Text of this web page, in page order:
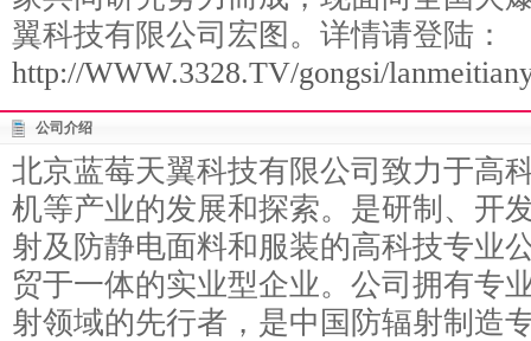
翼科技有限公司宏图。详情请登陆：
http://WWW.3328.TV/gongsi/
公司介绍
北京蓝莓天翼科技有限公司致力于高
机等产业的发展和探索。是研制、开
射及防静电面料和服装的高科技专业
贸于一体的实业型企业。公司拥有专
射领域的先行者，是中国防辐射制造